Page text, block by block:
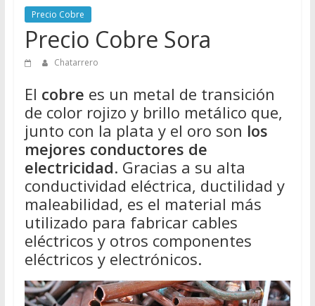
para
vender
Chatarra
Precio Cobre
Precio Cobre Sora
Chatarrero
El cobre es un metal de transición
de color rojizo y brillo metálico que,
junto con la plata y el oro son los
mejores conductores de
electricidad. Gracias a su alta
conductividad eléctrica, ductilidad y
maleabilidad, es el material más
utilizado para fabricar cables
eléctricos y otros componentes
eléctricos y electrónicos.